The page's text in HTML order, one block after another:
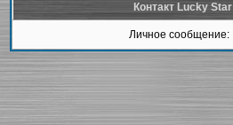
Контакт Lucky Star
Личное сообщение: